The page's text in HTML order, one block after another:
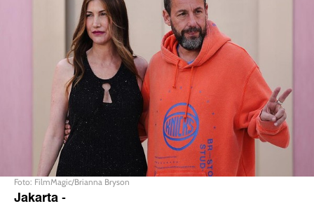
Foto: FilmMagic/Brianna Bryson
Jakarta-